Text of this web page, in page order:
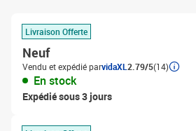
Livraison Offerte
Neuf
Vendu et expédié parvidaXL 2.79/5(14)
En stock
Expédié sous 3 jours